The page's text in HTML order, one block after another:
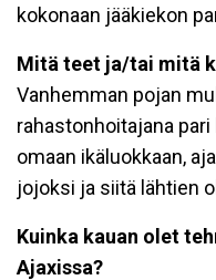
kokonaan jääkiekon
Mitä teet ja/tai mitä
Vanhemman pojan
rahastonhoitajana
omaan ikäluokkaan,
jojoksi ja siitä lähtien
Kuinka kauan olet
Ajaxissa?